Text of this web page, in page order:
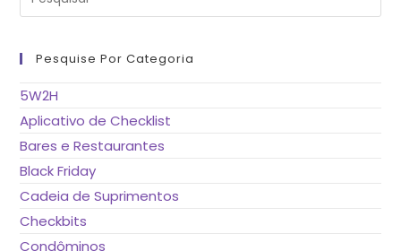
Pesquise Por Categoria
5W2H
Aplicativo de Checklist
Bares e Restaurantes
Black Friday
Cadeia de Suprimentos
Checkbits
Condôminos